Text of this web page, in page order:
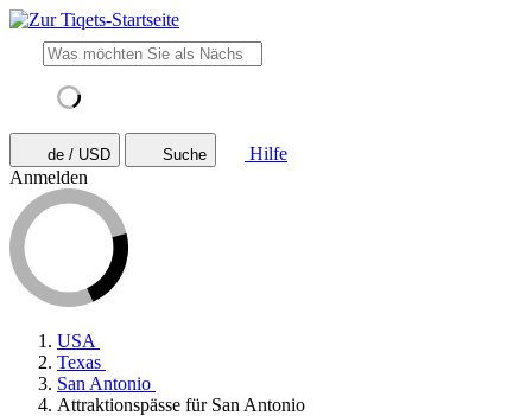
de / USD Suche
Hilfe
Anmelden
USA
Texas
San Antonio
Attraktionspässe für San Antonio